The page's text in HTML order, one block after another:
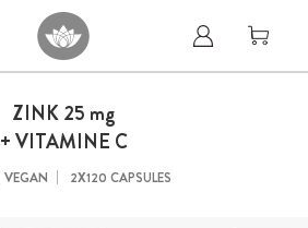
ZINK 25 mg
+ VITAMINE C
VEGAN 2X120 CAPSULES